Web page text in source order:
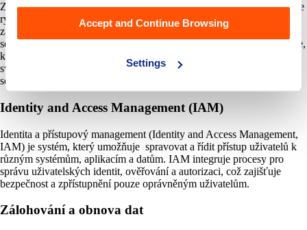
Accept and Continue Browsing
Settings
Zavedení nástroje EDR (Endpoint Detection and Response) umožňuje
rychlou a efektivní detekci a odpověď na hrozby cílící na koncová
zařízení v síti. Jedná se buďto o samostatné nástroje, jako antivirový
software, anti-malware programy, firewall, šifrování dat, nebo nástroje,
které jejich schopnosti kombinují. Díky EDR může firma lépe chránit
své aktiva a citlivá data před různými typy útoků, včetně škodlivého
softwaru, ransomwaru a pokročilých hrozeb.
Identity and Access Management (IAM)
Identita a přístupový management (Identity and Access Management,
IAM) je systém, který umožňuje spravovat a řídit přístup uživatelů k
různým systémům, aplikacím a datům. IAM integruje procesy pro
správu uživatelských identit, ověřování a autorizaci, což zajišťuje
bezpečnost a zpřístupnění pouze oprávněným uživatelům.
Zálohování a obnova dat